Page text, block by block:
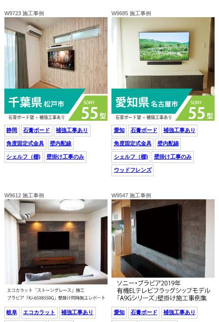
W9723 施工事例
静岡 石膏ボード 補強工事あり
角度固定式金具 壁内配線
シェルフ（棚) 壁掛け工事のみ
W9685 施工事例
愛知 石膏ボード 補強工事あり
角度固定式金具 壁内配線
シェルフ（棚) 壁掛け工事のみ
ウッドフレンズ
W9612 施工事例
岐阜 エコカラット 補強工事あり
W9547 施工事例
愛知 石膏ボード 補強工事あり